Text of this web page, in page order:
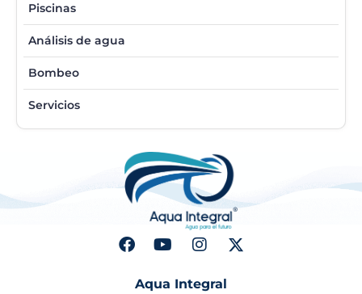
Piscinas
Análisis de agua
Bombeo
Servicios
Aqua Integral